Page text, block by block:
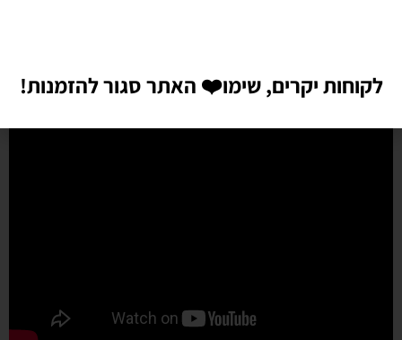
לקוחות יקרים, שימו❤️ האתר סגור להזמנות!